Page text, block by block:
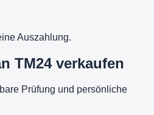
Auszahlung.
TM24 verkaufen
Prüfung und persönliche